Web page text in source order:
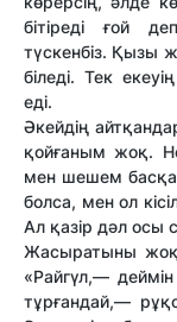
бітіреді ғой
түскенбіз. Қызы
біледі. Тек
еді.
Әкейдің
қойғаным жоқ.
мен шешем басқа
болса, мен ол
Ал қазір дәл осы
Жасыратыны
«Райгүл,—
тұрғандай,—